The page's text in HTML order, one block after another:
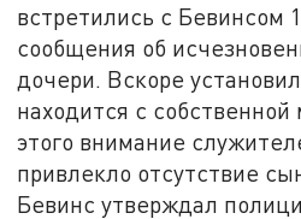
встретились с Бевинсом
сообщения об
дочери. Вскоре
находится с
этого внимание
привлекло отсутствие
Бевинс утверждал